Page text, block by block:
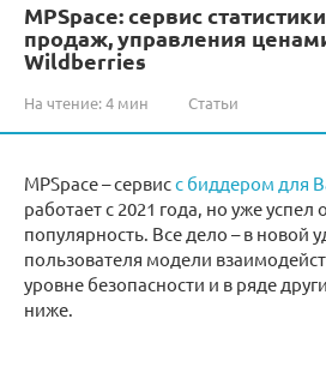
MPSpace: сервис
продаж, управления
Wildberries
На чтение:4 мин Статьи
MPSpace – сервисс биддером для
работает с 2021 года, но уже
популярность. Все дело – в новой
пользователя модели
уровне безопасности и в ряде
ниже.